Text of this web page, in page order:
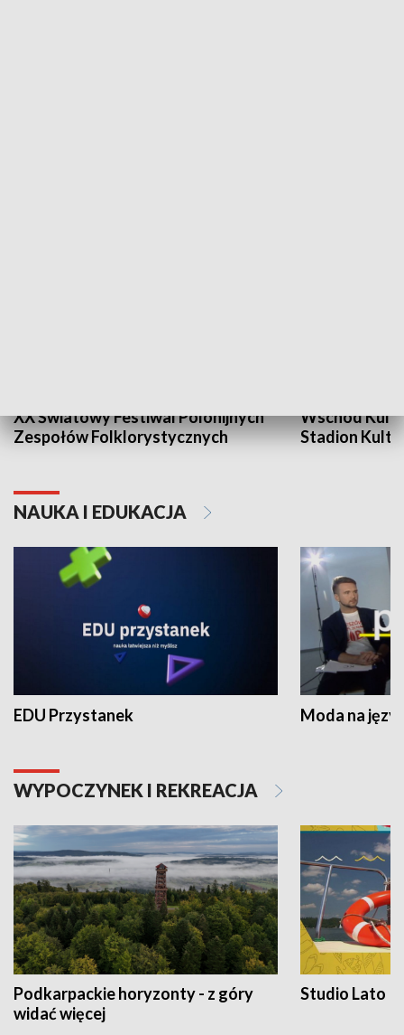
XX Światowy Festiwal Polonijnych
Zespołów Folklorystycznych
Wschód
Stadion
NAUKA I EDUKACJA
EDU Przystanek Moda na
WYPOCZYNEK I REKREACJA
Podkarpackie horyzonty - z góry
widać więcej
Studio Lato